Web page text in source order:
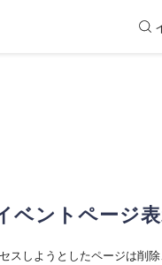
ベントページ
スしようとしたページは削